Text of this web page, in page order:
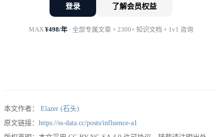
数据从业者的职业发展，大致有四个方向。
核心是：在某个技术领域做到足够深，成为这个领域
登录 了解会员权益
MAX ¥498/年 · 全部专属文章 + 2300+ 知识文档 + 1v1 咨询
本文作者：
Elazer (石头)
原文链接： https://ss-data.cc/posts/influence-a1